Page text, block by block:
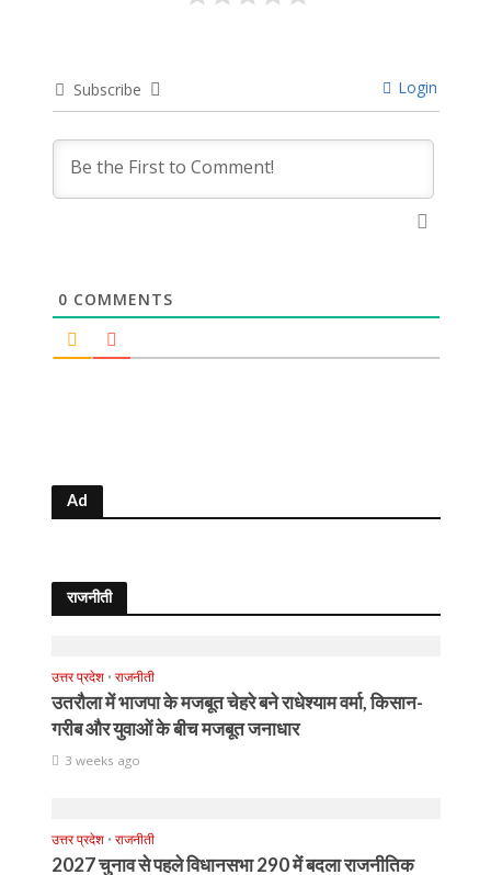
Subscribe Login
0 COMMENTS
Ad
राजनीती
उत्तर प्रदेश • राजनीती
उतरौला में भाजपा के मजबूत चेहरे बने राधेश्याम वर्मा, किसान-
गरीब और युवाओं के बीच मजबूत जनाधार
3 weeks ago
उत्तर प्रदेश • राजनीती
2027 चुनाव से पहले विधानसभा 290 में बदला राजनीतिक